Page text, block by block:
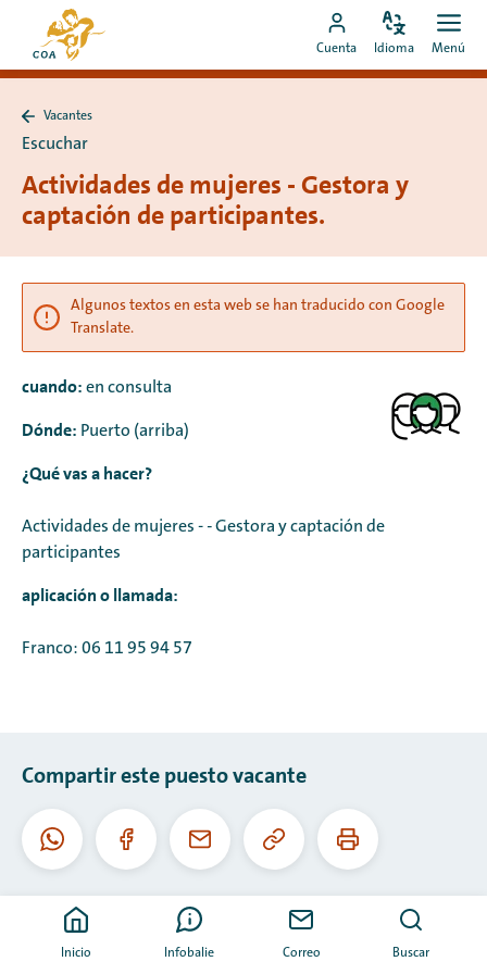
directamente
al la
de
inicio
de
MyCOA
Ir
a
MyCOA
Cuenta
Configura
idioma
Idioma Menú
Inicio Infobalie Correo Buscar
a
Vacantes
Escuchar
Actividades de mujeres - Gestora y
captación de participantes.
Algunos textos en esta web se han traducido con Google
Translate.
cuando: en consulta
Dónde: Puerto (arriba)
¿Qué vas a hacer?
Actividades de mujeres - -Gestora y captación de
participantes
aplicación o llamada:
Franco: 06 11 95 94 57
Compartir este puesto vacante
WhatsAppFacebookCorreo
Copiar
esta
Imprimir
esta